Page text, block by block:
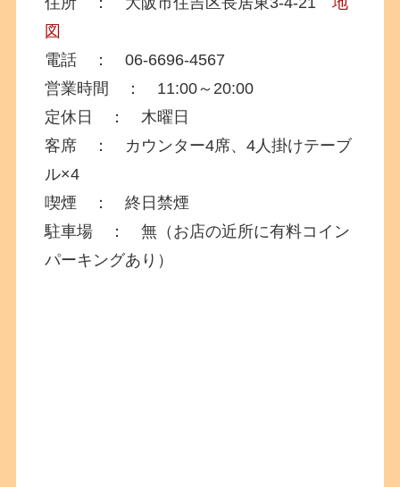
図
電話 ： 06-6696-4567
営業時間 ： 11:00～20:00
定休日 ： 木曜日
客席 ： カウンター4席、4人掛けテーブ
ル×4
喫煙 ： 終日禁煙
駐車場 ： 無（お店の近所に有料コイン
パーキングあり）